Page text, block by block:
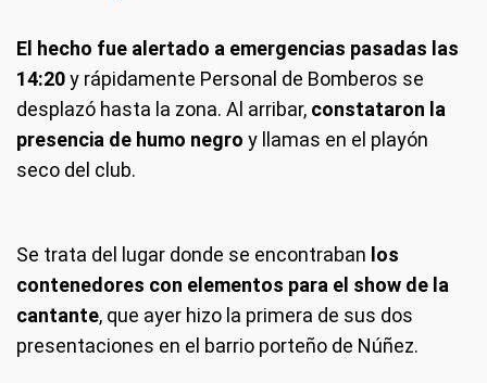
El hecho fue alertado a emergencias pasadas las
14:20y rápidamente Personal de Bomberos se
desplazó hasta la zona. Al arribar, constataron la
presencia de humo negro y llamas en el playón
seco del club.
Se trata del lugar donde se encontraban los
contenedores con elementos para el show de la
cantante, que ayer hizo la primera de sus dos
presentaciones en el barrio porteño de Núñez.